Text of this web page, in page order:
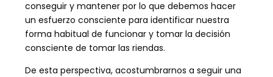
conseguir y mantener por lo que debemos hacer
un esfuerzo consciente para identificar nuestra
forma habitual de funcionar y tomar la decisión
consciente de tomar las riendas.
De esta perspectiva, acostumbrarnos a seguir una